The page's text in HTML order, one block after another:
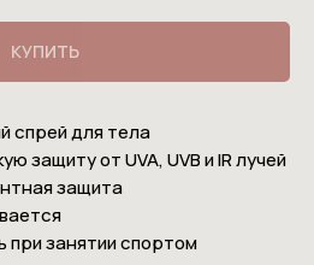
КУПИТЬ
спрей для тела
защиту от UVA, UVB и IR лучей
защита
при занятии спортом